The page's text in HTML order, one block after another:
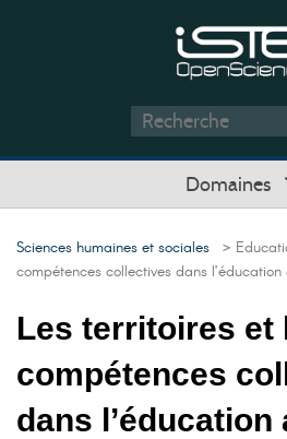
Domaines
Sciences humaines et sociales >
compétences collectives dans
Les territoires et
compétences
dans l’éducation